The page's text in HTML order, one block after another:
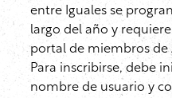
entre Iguales se
largo del año y
portal de miembros de
Para inscribirse, debe
nombre de usuario y